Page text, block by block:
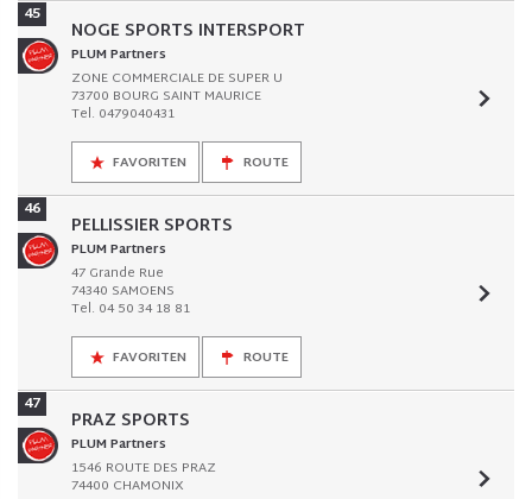
45
NOGE SPORTS INTERSPORT
PLUM Partners
ZONE COMMERCIALE DE SUPER U
73700 BOURG SAINT MAURICE
Tel. 0479040431
FAVORITEN ROUTE
46
PELLISSIER SPORTS
PLUM Partners
47 Grande Rue
74340 SAMOENS
Tel. 04 50 34 18 81
FAVORITEN ROUTE
47
PRAZ SPORTS
PLUM Partners
1546 ROUTE DES PRAZ
74400 CHAMONIX